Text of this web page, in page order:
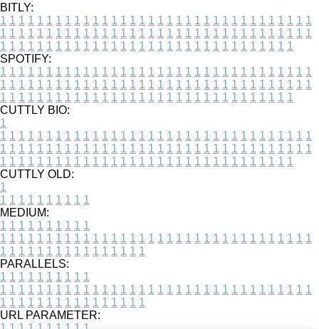
BITLY:
1 1 1 1 1 1 1 1 1 1 1 1 1 1 1 1 1 1 1 1 1 1 1 1 1 1 1 1 1 1 1 1 1 1
1 1 1 1 1 1 1 1 1 1 1 1 1 1 1 1 1 1 1 1 1 1 1 1 1 1 1 1 1 1 1 1 1 1
1 1 1 1 1 1 1 1 1 1 1 1 1 1 1 1 1 1 1 1 1 1 1 1 1 1 1 1 1 1 1 1
SPOTIFY:
1 1 1 1 1 1 1 1 1 1 1 1 1 1 1 1 1 1 1 1 1 1 1 1 1 1 1 1 1 1 1 1 1 1
1 1 1 1 1 1 1 1 1 1 1 1 1 1 1 1 1 1 1 1 1 1 1 1 1 1 1 1 1 1 1 1 1 1
1 1 1 1 1 1 1 1 1 1 1 1 1 1 1 1 1 1 1 1 1 1 1 1 1 1 1 1 1 1 1 1
CUTTLY BIO:
1
1 1 1 1 1 1 1 1 1 1 1 1 1 1 1 1 1 1 1 1 1 1 1 1 1 1 1 1 1 1 1 1 1 1
1 1 1 1 1 1 1 1 1 1 1 1 1 1 1 1 1 1 1 1 1 1 1 1 1 1 1 1 1 1 1 1 1 1
1 1 1 1 1 1 1 1 1 1 1 1 1 1 1 1 1 1 1 1 1 1 1 1 1 1 1 1 1 1 1 1
CUTTLY OLD:
1
1 1 1 1 1 1 1 1 1 1
MEDIUM:
1 1 1 1 1 1 1 1 1 1
1 1 1 1 1 1 1 1 1 1 1 1 1 1 1 1 1 1 1 1 1 1 1 1 1 1 1 1 1 1 1 1 1 1
1 1 1 1 1 1 1 1 1 1 1 1 1 1 1 1
PARALLELS:
1 1 1 1 1 1 1 1 1 1
1 1 1 1 1 1 1 1 1 1 1 1 1 1 1 1 1 1 1 1 1 1 1 1 1 1 1 1 1 1 1 1 1 1
1 1 1 1 1 1 1 1 1 1 1 1 1 1 1 1
URL PARAMETER: